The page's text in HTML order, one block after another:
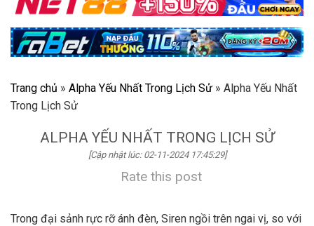
Trang chủ » Alpha Yếu Nhất Trong Lịch Sử » Alpha Yếu Nhất
Trong Lịch Sử
ALPHA YẾU NHẤT TRONG LỊCH SỬ
[Cập nhật lúc: 02-11-2024 17:45:29]
Rate this post
Trong đại sảnh rực rỡ ánh đèn, Siren ngồi trên ngai vị, so với